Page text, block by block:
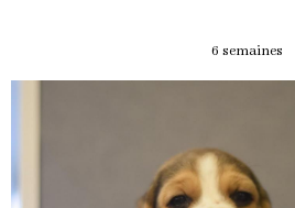
6 semaines